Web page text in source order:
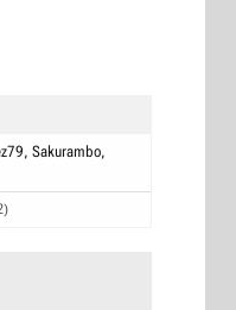
Sakurambo